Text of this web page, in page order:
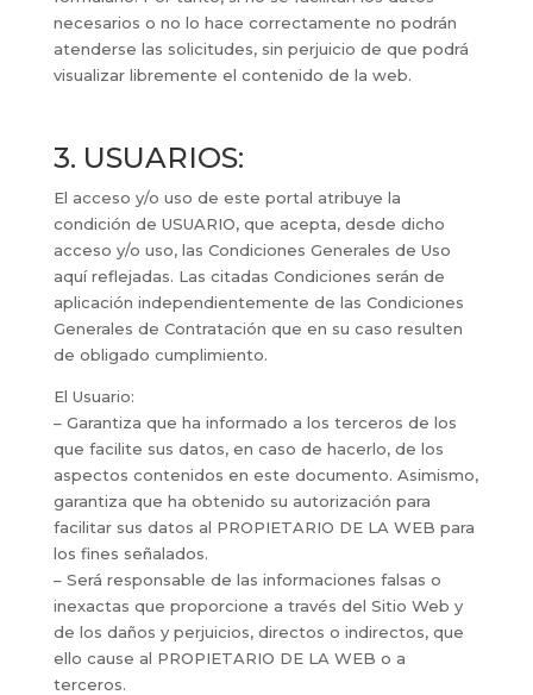
necesarios o no lo hace correctamente no podrán
atenderse las solicitudes, sin perjuicio de que podrá
visualizar libremente el contenido de la web.
3. USUARIOS:
El acceso y/o uso de este portal atribuye la
condición de USUARIO, que acepta, desde dicho
acceso y/o uso, las Condiciones Generales de Uso
aquí reflejadas. Las citadas Condiciones serán de
aplicación independientemente de las Condiciones
Generales de Contratación que en su caso resulten
de obligado cumplimiento.
El Usuario:
– Garantiza que ha informado a los terceros de los
que facilite sus datos, en caso de hacerlo, de los
aspectos contenidos en este documento. Asimismo,
garantiza que ha obtenido su autorización para
facilitar sus datos al PROPIETARIO DE LA WEB para
los fines señalados.
– Será responsable de las informaciones falsas o
inexactas que proporcione a través del Sitio Web y
de los daños y perjuicios, directos o indirectos, que
ello cause al PROPIETARIO DE LA WEB o a
terceros.